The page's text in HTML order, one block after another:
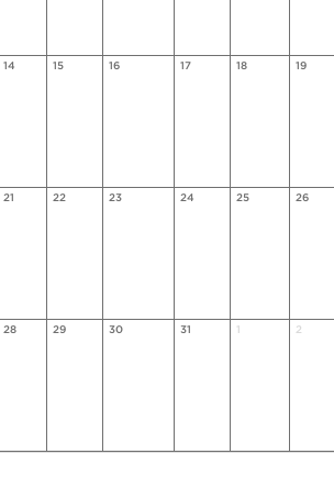
14 15 16 17 18 19
21 22 23 24 25 26
28 29 30 31 2